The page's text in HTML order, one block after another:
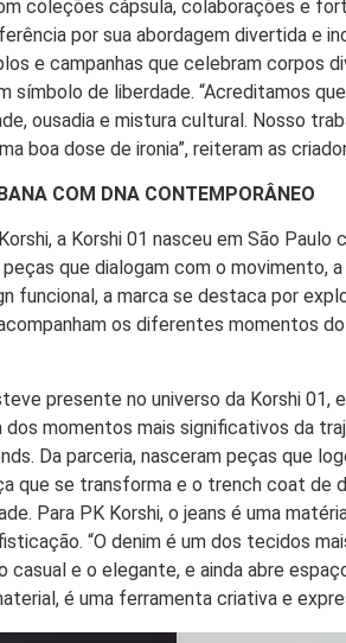
coleções cápsula, colaborações e
por sua abordagem divertida e
e campanhas que celebram corpos
símbolo de liberdade. “Acreditamos
ousadia e mistura cultural. Nosso
boa dose de ironia”, reiteram as
COM DNA CONTEMPORÂNEO
a Korshi 01 nasceu em São Paulo
que dialogam com o movimento,
funcional, a marca se destaca por
os diferentes momentos
presente no universo da Korshi 01,
momentos mais significativos da
Da parceria, nasceram peças que
que se transforma e o trench coat de
Para PK Korshi, o jeans é uma
“O denim é um dos tecidos
e o elegante, e ainda abre
é uma ferramenta criativa e